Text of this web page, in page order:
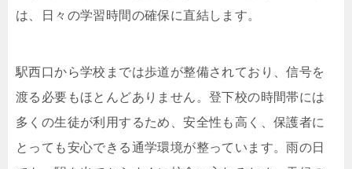
は、日々の学習時間の確保に直結します。
駅西口から学校までは歩道が整備されており、信号を
渡る必要もほとんどありません。登下校の時間帯には
多くの生徒が利用するため、安全性も高く、保護者に
とっても安心できる通学環境が整っています。雨の日